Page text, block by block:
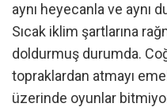
aynı heyecanla ve aynı
Sıcak iklim şartlarına
doldurmuş durumda.
topraklardan atmayı
üzerinde oyunlar